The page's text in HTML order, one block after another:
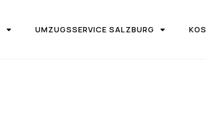
UMZUGSSERVICE SALZBURG